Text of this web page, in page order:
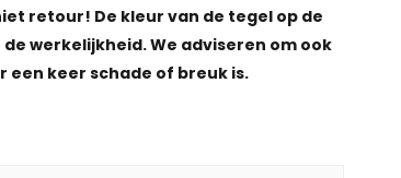
retour! De kleur van de tegel op de
werkelijkheid. We adviseren om ook
een keer schade of breuk is.